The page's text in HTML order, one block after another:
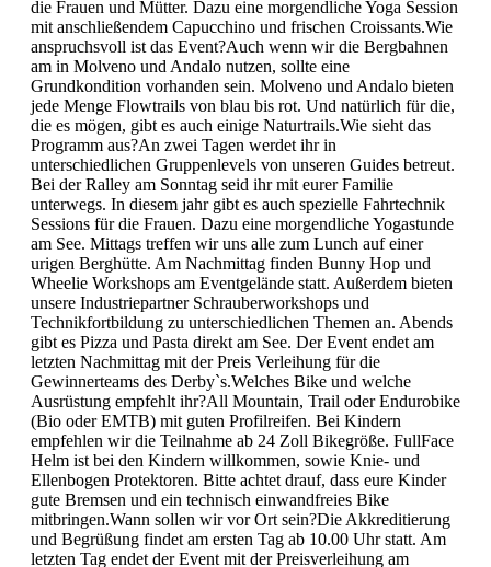
die Frauen und Mütter. Dazu eine morgendliche Yoga Session
mit anschließendem Capucchino und frischen Croissants.Wie
anspruchsvoll ist das Event?Auch wenn wir die Bergbahnen
am in Molveno und Andalo nutzen, sollte eine
Grundkondition vorhanden sein. Molveno und Andalo bieten
jede Menge Flowtrails von blau bis rot. Und natürlich für die,
die es mögen, gibt es auch einige Naturtrails.Wie sieht das
Programm aus?An zwei Tagen werdet ihr in
unterschiedlichen Gruppenlevels von unseren Guides betreut.
Bei der Ralley am Sonntag seid ihr mit eurer Familie
unterwegs. In diesem jahr gibt es auch spezielle Fahrtechnik
Sessions für die Frauen. Dazu eine morgendliche Yogastunde
am See. Mittags treffen wir uns alle zum Lunch auf einer
urigen Berghütte. Am Nachmittag finden Bunny Hop und
Wheelie Workshops am Eventgelände statt. Außerdem bieten
unsere Industriepartner Schrauberworkshops und
Technikfortbildung zu unterschiedlichen Themen an. Abends
gibt es Pizza und Pasta direkt am See. Der Event endet am
letzten Nachmittag mit der Preis Verleihung für die
Gewinnerteams des Derby`s.Welches Bike und welche
Ausrüstung empfehlt ihr?All Mountain, Trail oder Endurobike
(Bio oder EMTB) mit guten Profilreifen. Bei Kindern
empfehlen wir die Teilnahme ab 24 Zoll Bikegröße. FullFace
Helm ist bei den Kindern willkommen, sowie Knie- und
Ellenbogen Protektoren. Bitte achtet drauf, dass eure Kinder
gute Bremsen und ein technisch einwandfreies Bike
mitbringen.Wann sollen wir vor Ort sein?Die Akkreditierung
und Begrüßung findet am ersten Tag ab 10.00 Uhr statt. Am
letzten Tag endet der Event mit der Preisverleihung am